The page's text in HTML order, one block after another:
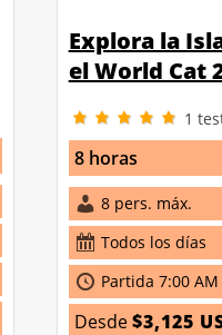
Explora la
el World Cat
1
8 horas
8 pers. máx.
Todos los días
Partida 7:00 AM
Desde$3,125